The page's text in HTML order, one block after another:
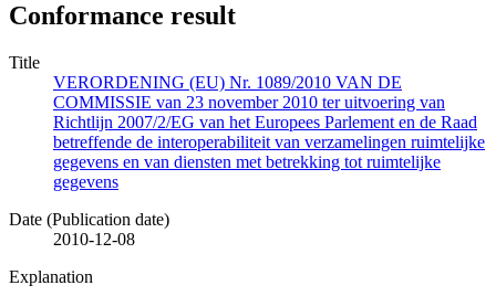
Conformance result
Title
VERORDENING (EU) Nr. 1089/2010 VAN DE
COMMISSIE van 23 november 2010 ter uitvoering van
Richtlijn 2007/2/EG van het Europees Parlement en de Raad
betreffende de interoperabiliteit van verzamelingen ruimtelijke
gegevens en van diensten met betrekking tot ruimtelijke
gegevens
Date (Publication date)
2010-12-08
Explanation